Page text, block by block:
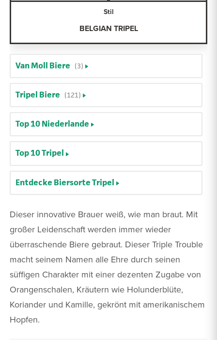
Dieser innovative Brauer weiß, wie man braut. Mit
großer Leidenschaft werden immer wieder
überraschende Biere gebraut. Dieser Triple Trouble
macht seinem Namen alle Ehre durch seinen
süffigen Charakter mit einer dezenten Zugabe von
Orangenschalen, Kräutern wie Holunderblüte,
Koriander und Kamille, gekrönt mit amerikanischem
Hopfen.
Stil
BELGIAN TRIPEL
Van Moll Biere (3)
Tripel Biere (121)
Top 10 Niederlande
Top 10 Tripel
Entdecke Biersorte Tripel